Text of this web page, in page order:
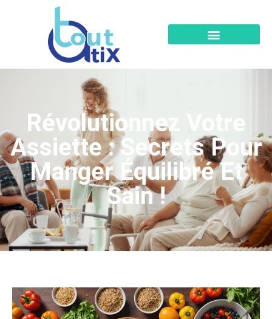
Révolutionnez Votre
Assiette : Secrets Pour
Manger Équilibré Et
Sain !